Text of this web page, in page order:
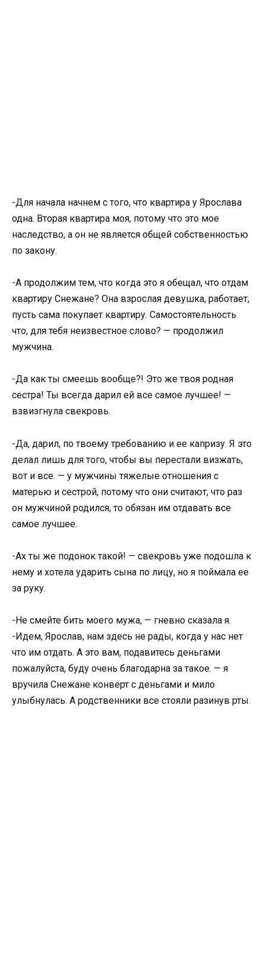
-Для начала начнем с того, что квартира у Ярослава
одна. Вторая квартира моя, потому что это мое
наследство, а он не является общей собственностью
по закону.
-А продолжим тем, что когда это я обещал, что отдам
квартиру Снежане? Она взрослая девушка, работает,
пусть сама покупает квартиру. Самостоятельность
что, для тебя неизвестное слово? — продолжил
мужчина.
-Да как ты смеешь вообще?! Это же твоя родная
сестра! Ты всегда дарил ей все самое лучшее! —
взвизгнула свекровь.
-Да, дарил, по твоему требованию и ее капризу. Я это
делал лишь для того, чтобы вы перестали визжать,
вот и все. — у мужчины тяжелые отношения с
матерью и сестрой, потому что они считают, что раз
он мужчиной родился, то обязан им отдавать все
самое лучшее.
-Ах ты же подонок такой! — свекровь уже подошла к
нему и хотела ударить сына по лицу, но я поймала ее
за руку.
-Не смейте бить моего мужа, — гневно сказала я.
-Идем, Ярослав, нам здесь не рады, когда у нас нет
что им отдать. А это вам, подавитесь деньгами
пожалуйста, буду очень благодарна за такое. — я
вручила Снежане конверт с деньгами и мило
улыбнулась. А родственники все стояли разинув рты.